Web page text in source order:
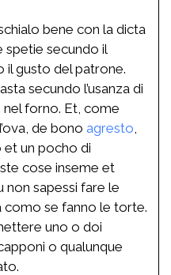
bene con la dicta
spetie secundo il
il gusto del patrone.
secundo l’usanza di
forno. Et, come
de bono agresto
et un pocho di
cose inseme et
non sapessi fare le
se fanno le torte.
uno o doi
o qualunque